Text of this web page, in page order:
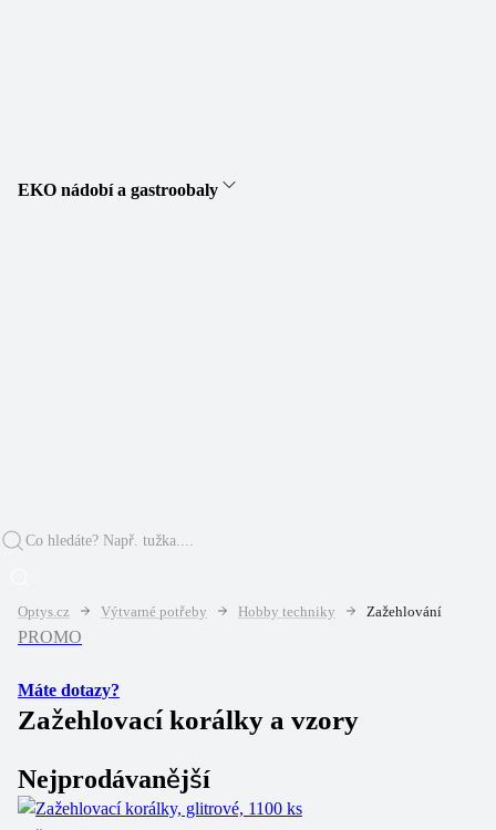
EKO nádobí a gastroobaly
Optys.cz Výtvarné potřeby Hobby techniky Zažehlování
PROMO
Máte dotazy?
Zažehlovací korálky a vzory
Nejprodávanější